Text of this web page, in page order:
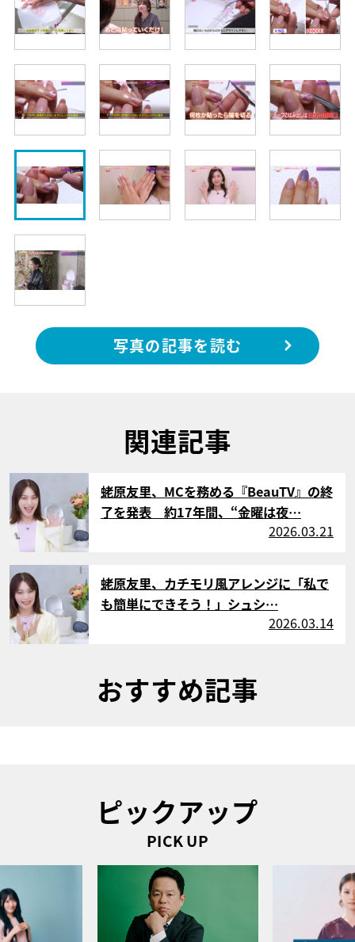
写真の記事を読む
関連記事
サムネイル
蛯原友里、MCを務める『BeauTV』の終
了を発表 約17年間、“金曜は夜…
2026.03.21
サムネイル
蛯原友里、カチモリ風アレンジに「私で
も簡単にできそう！」シュシ…
2026.03.14
おすすめ記事
ピックアップ
PICK UP